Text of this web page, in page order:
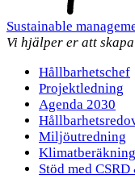
Sustainable
Vi hjälper er att
Hållbarhetschef
Projektledning
Agenda 2030
Miljöutredning
Stöd med CSRD